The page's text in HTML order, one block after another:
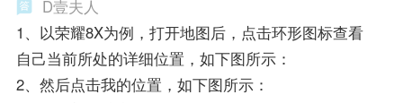
D壹夫人
1、以荣耀8X为例，打开地图后，点击环形图标查看
自己当前所处的详细位置，如下图所示：
2、然后点击我的位置，如下图所示：